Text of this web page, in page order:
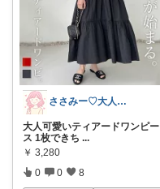
ささみー♡大人可愛いファッション
大人可愛いティアードワンピー
ス 1枚できち ...
￥ 3,280
0 0 8